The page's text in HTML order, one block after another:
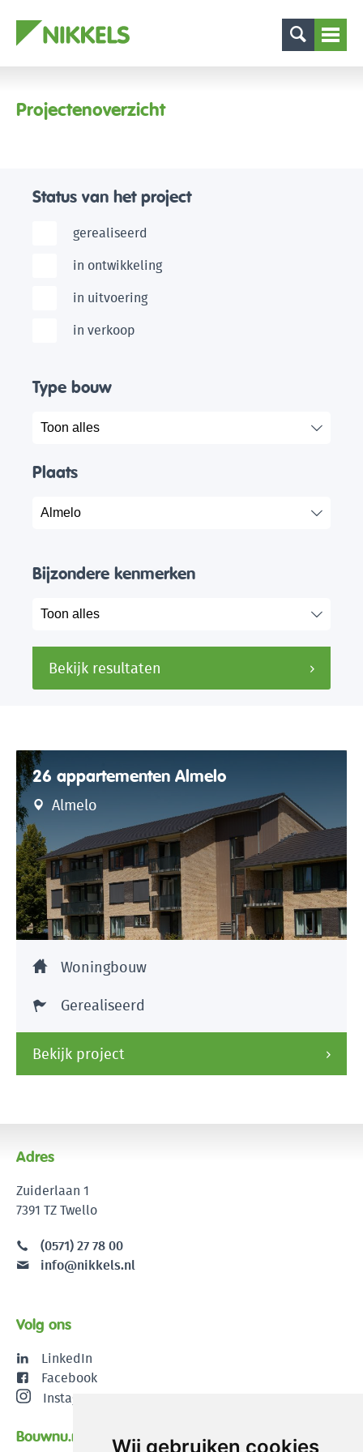
Wij gebruiken cookies
Projectenoverzicht
Status van het project
gerealiseerd
in ontwikkeling
in uitvoering
in verkoop
Type bouw
Plaats
Bijzondere kenmerken
Bekijk resultaten
26 appartementen Almelo
Almelo
Woningbouw
Gerealiseerd
Bekijk project
Adres
Zuiderlaan 1
7391 TZ Twello
(0571) 27 78 00
info@nikkels.nl
Volg ons
LinkedIn
Facebook
Instagram
Bouwnu.nl